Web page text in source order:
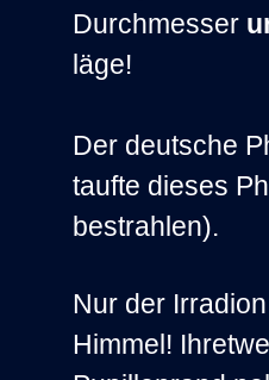
Durchmesser
läge!
Der deutsche
taufte dieses
bestrahlen).
Nur der
Himmel!